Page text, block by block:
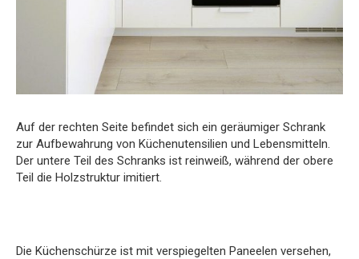
Auf der rechten Seite befindet sich ein geräumiger Schrank
zur Aufbewahrung von Küchenutensilien und Lebensmitteln.
Der untere Teil des Schranks ist reinweiß, während der obere
Teil die Holzstruktur imitiert.
Die Küchenschürze ist mit verspiegelten Paneelen versehen,